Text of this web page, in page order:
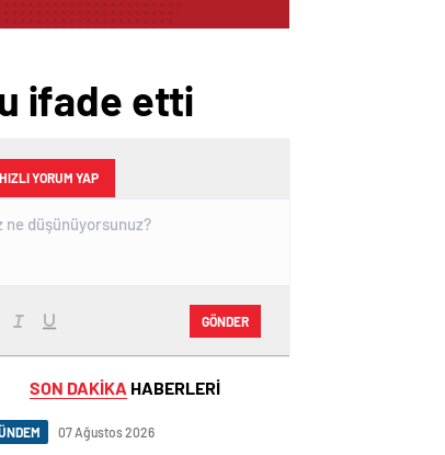
ifade etti
HIZLI YORUM YAP
GÖNDER
SON DAKİKA HABERLERİ
07 Ağustos 2026